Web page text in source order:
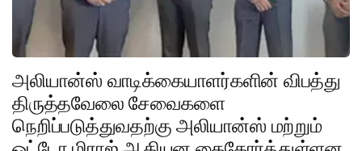
அலியான்ஸ் வாடிக்கையாளர்களின் விபத்து
திருத்தவேலை சேவைகளை
நெறிப்படுத்துவதற்கு அலியான்ஸ் மற்றும்